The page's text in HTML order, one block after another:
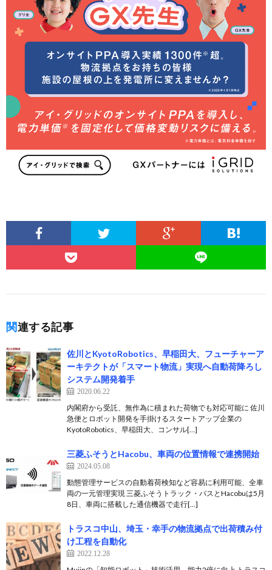
関連する記事
佐川とKyotoRobotics、早稲田大、フューチャーア
ーキテクトが「スマート物流」実現へ自動荷降ろし
システム開発着手
2020.06.22
内閣府から受託、無作為に積まれた荷物でも対応可能に 佐川
急便とロボット開発を手掛けるスタートアップ企業の
KyotoRobotics、早稲田大、コンサル[…]
三菱ふそうとHacobu、車両の位置情報で連携開始
2024.05.08
動態管理サービスの自動着荷検知など容易に利用可能、全車
両の一元管理実現 三菱ふそうトラック・バスとHacobuは5月
8日、車両に搭載した通信機器で走行[…]
トラスコ中山、埼玉・幸手の物流拠点で出荷積み付
け工程を自動化
2022.12.28